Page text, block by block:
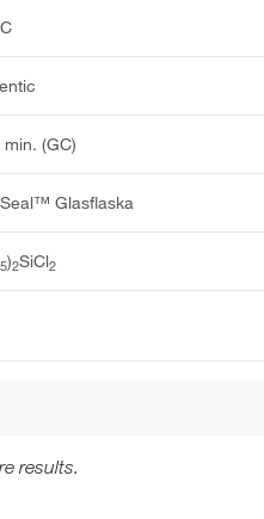
(GC)
Glasflaska
5)2SiCl2
results.